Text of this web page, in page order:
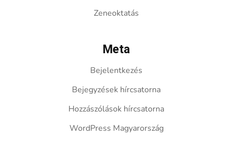
Zeneoktatás
Meta
Bejelentkezés
Bejegyzések hírcsatorna
Hozzászólások hírcsatorna
WordPress Magyarország